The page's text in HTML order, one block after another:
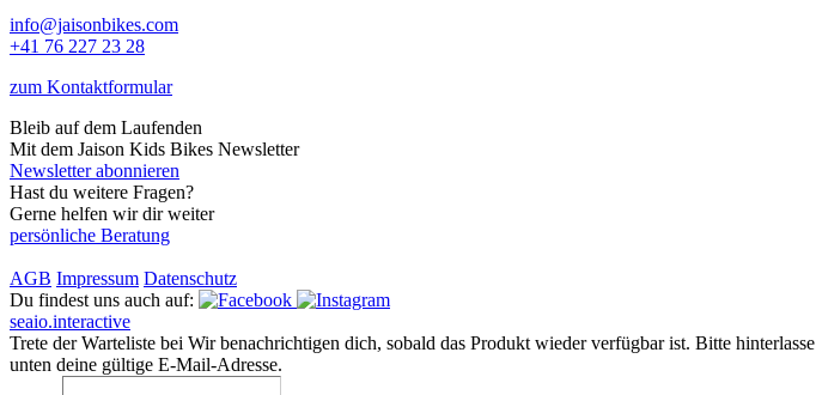
info@jaisonbikes.com
+41 76 227 23 28
zum Kontaktformular
Bleib auf dem Laufenden
Mit dem Jaison Kids Bikes Newsletter
Newsletter abonnieren
Hast du weitere Fragen?
Gerne helfen wir dir weiter
persönliche Beratung
AGB Impressum Datenschutz
Du findest uns auch auf:
seaio.interactive
Trete der Warteliste bei Wir benachrichtigen dich, sobald das Produkt wieder verfügbar ist. Bitte hinterlasse
unten deine gültige E-Mail-Adresse.